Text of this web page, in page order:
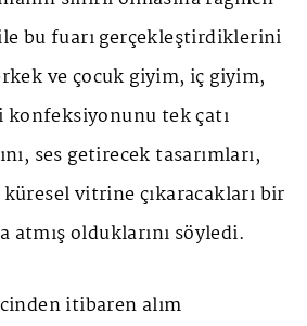
bu fuarı gerçekleştirdiklerini
ve çocuk giyim, iç giyim,
tek çatı
ses getirecek tasarımları,
vitrine çıkaracakları bir
atmış olduklarını söyledi.
itibaren alım